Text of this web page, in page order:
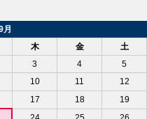
月
木 金
土
3 4
5
10 11
12
17 18
19